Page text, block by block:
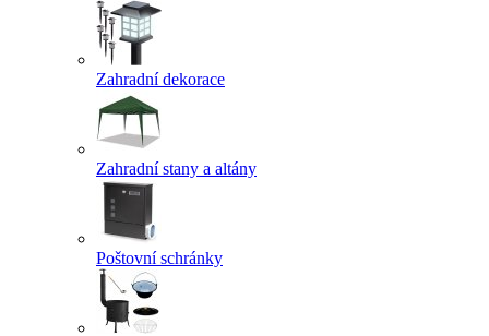
Zahradní dekorace
Zahradní stany a altány
Poštovní schránky